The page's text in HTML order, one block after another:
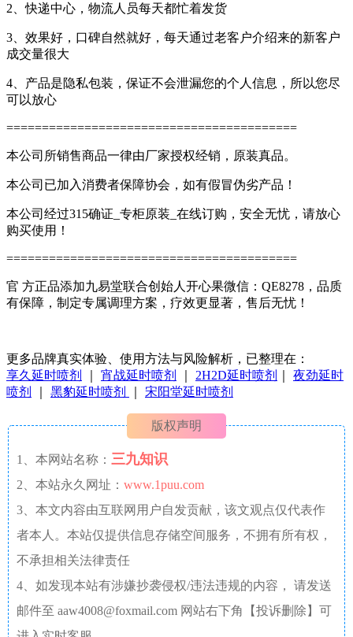
2、快递中心，物流人员每天都忙着发货
3、效果好，口碑自然就好，每天通过老客户介绍来的新客户
成交量很大
4、产品是隐私包装，保证不会泄漏您的个人信息，所以您尽
可以放心
=========================================
本公司所销售商品一律由厂家授权经销，原装真品。
本公司已加入消费者保障协会，如有假冒伪劣产品！
本公司经过315确证_专柜原装_在线订购，安全无忧，请放心
购买使用！
=========================================
官 方正品添加九易堂联合创始人开心果微信：QE8278，品质
有保障，制定专属调理方案，疗效更显著，售后无忧！
更多品牌真实体验、使用方法与风险解析，已整理在：
享久延时喷剂
宵战延时喷剂 2H2D延时喷剂
夜劲延时
喷剂
黑豹延时喷剂 宋阳堂延时喷剂
版权声明
1、本网站名称： 三九知识
2、本站永久网址： www.1puu.com
3、本文内容由互联网用户自发贡献，该文观点仅代表作
者本人。本站仅提供信息存储空间服务，不拥有所有权，
不承担相关法律责任
4、如发现本站有涉嫌抄袭侵权/违法违规的内容， 请发送
邮件至 aaw4008@foxmail.com 网站右下角【投诉删除】可